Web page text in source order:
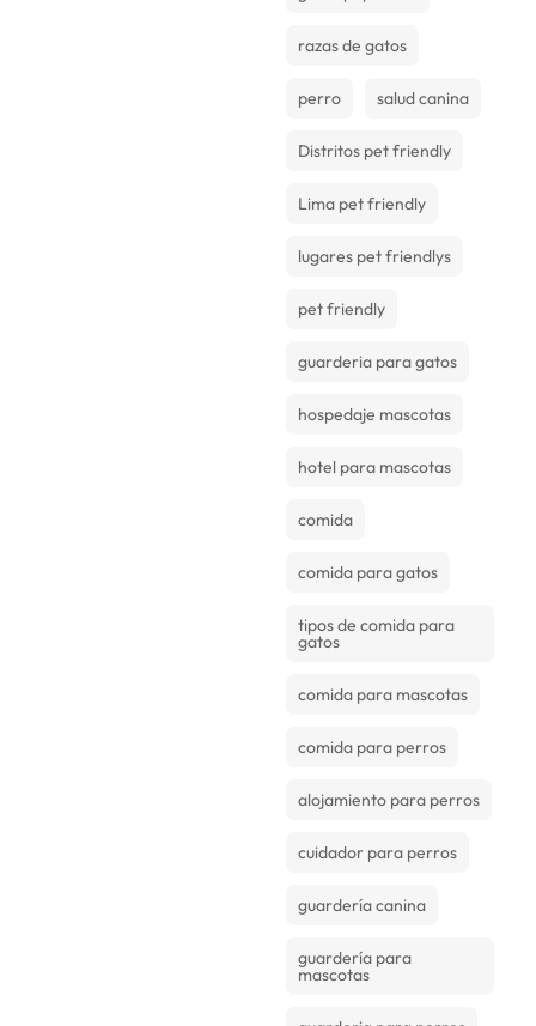
razas de gatos
perro salud canina
Distritos pet friendly
Lima pet friendly
lugares pet friendlys
pet friendly
guarderia para gatos
hospedaje mascotas
hotel para mascotas
comida
comida para gatos
tipos de comida para
gatos
comida para mascotas
comida para perros
alojamiento para perros
cuidador para perros
guardería canina
guardería para
mascotas